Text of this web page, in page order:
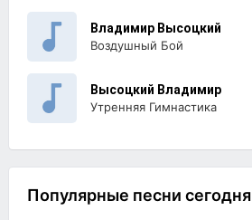
Владимир Высоцкий
Воздушный Бой
Высоцкий Владимир
Утренняя Гимнастика
Популярные песни сегодня